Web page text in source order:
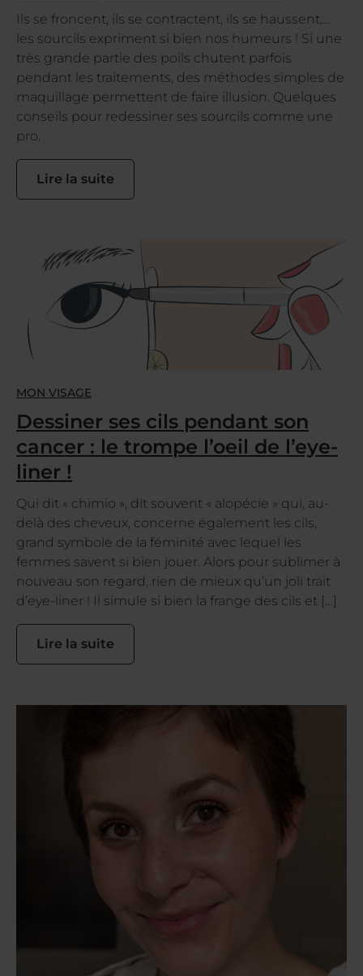
Ils se froncent, ils se contractent, ils se haussent,…
les sourcils expriment si bien nos humeurs ! Si une
très grande partie des poils chutent parfois
pendant les traitements, des méthodes simples de
maquillage permettent de faire illusion. Quelques
conseils pour redessiner ses sourcils comme une
pro.
Lire la suite
MON VISAGE
Dessiner ses cils pendant son
cancer : le trompe l’oeil de l’eye-
liner !
Qui dit « chimio », dit souvent « alopécie » qui, au-
delà des cheveux, concerne également les cils,
grand symbole de la féminité avec lequel les
femmes savent si bien jouer. Alors pour sublimer à
nouveau son regard, rien de mieux qu’un joli trait
d’eye-liner ! Il simule si bien la frange des cils et […]
Lire la suite